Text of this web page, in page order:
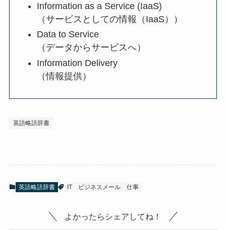
Information as a Service (IaaS)
（サービスとしての情報（IaaS））
Data to Service
（データからサービスへ）
Information Delivery
（情報提供）
英語略語辞書
英語略語辞書 IT ビジネスメール 仕事
よかったらシェアしてね！